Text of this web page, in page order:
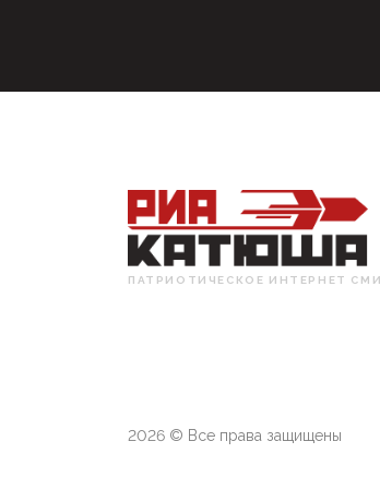
ПАТРИОТИЧЕСКОЕ ИНТЕРНЕТ СМИ
2026 © Все права защищены